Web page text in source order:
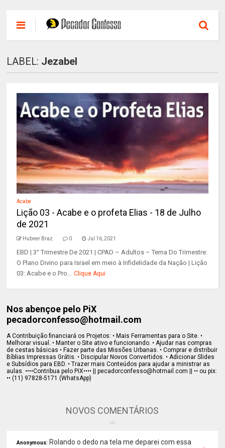
LABEL: Jezabel
Acabe
Lição 03 - Acabe e o profeta Elias - 18 de Julho
de 2021
Hubner Braz 0 Jul 16, 2021
EBD | 3° Trimestre De 2021 | CPAD – Adultos – Tema Do Trimestre:
O Plano Divino para Israel em meio à Infidelidade da Nação | Lição
03: Acabe e o Pro... Clique Aqui
Nos abençoe pelo PiX
pecadorconfesso@hotmail.com
A Contribuição financiará os Projetos: • Mais Ferramentas para o Site. •
Melhorar visual. • Manter o Site ativo e funcionando. • Ajudar nas compras
de cestas básicas • Fazer parte das Missões Urbanas. • Comprar e distribuir
Bíblias Impressas Grátis. • Discipular Novos Convertidos. • Adicionar Slides
e Subsídios para EBD. • Trazer mais Conteúdos para ajudar a ministrar as
aulas. ••••Contribua pelo PiX•••• || pecadorconfesso@hotmail.com || •• ou pix:
•• (11) 97828-5171 (WhatsApp)
NOVOS COMENTÁRIOS
Anonymous: Rolando o dedo na tela me deparei com essa